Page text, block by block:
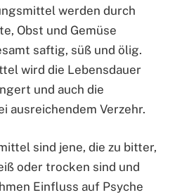
werden durch
Obst und Gemüse
saftig, süß und ölig.
wird die Lebensdauer
und auch die
ausreichendem Verzehr.
sind jene, die zu bitter,
oder trocken sind und
Einfluss auf Psyche